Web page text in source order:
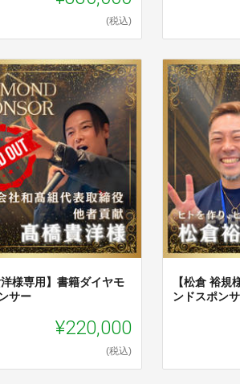
(税込)
洋様専用】書籍ダイヤモ
サー
¥220,000
(税込)
【松倉 裕規
ンドスポン